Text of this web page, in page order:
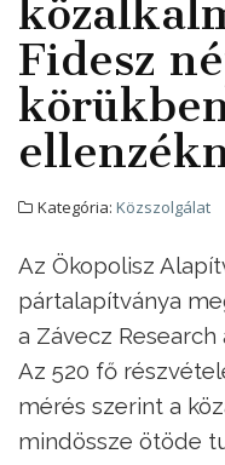
Fidesz
Kategória: Közszolgálat
Az Ökopolisz
pártalapítványa
a Závecz
Az 520 fő
mérés szerint a
mindössze ötöde